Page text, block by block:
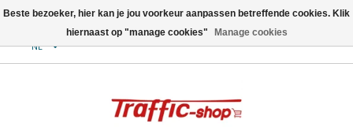
NL
Beste bezoeker, hier kan je jou voorkeur aanpassen betreffende cookies. Klik
hiernaast op "manage cookies"
Manage cookies